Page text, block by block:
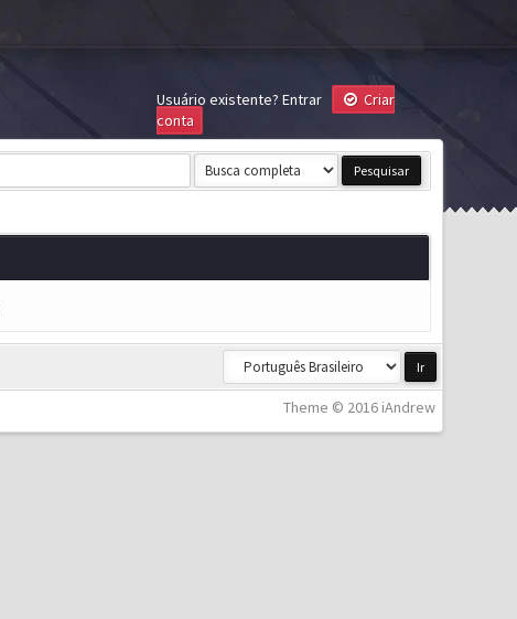
Usuário existente? Entrar
Criar
conta
Theme © 2016 iAndrew